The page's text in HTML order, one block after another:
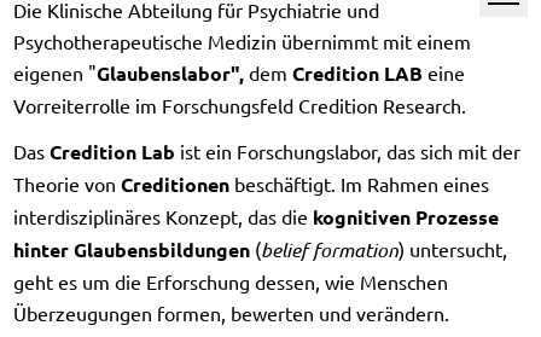
Die Klinische Abteilung für Psychiatrie und
Psychotherapeutische Medizin übernimmt mit einem
eigenen "Glaubenslabor",demCredition LABeine
Vorreiterrolle im Forschungsfeld Credition Research.
DasCredition Lab ist ein Forschungslabor, das sich mit der
Theorie vonCreditionen beschäftigt. Im Rahmen eines
interdisziplinäres Konzept, das die kognitiven Prozesse
hinter Glaubensbildungen (belief formation) untersucht,
geht es um die Erforschung dessen, wie Menschen
Überzeugungen formen, bewerten und verändern.